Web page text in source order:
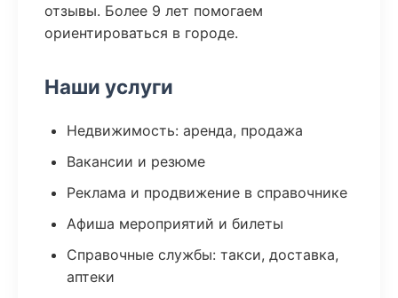
отзывы. Более 9 лет помогаем
ориентироваться в городе.
Наши услуги
Недвижимость: аренда, продажа
Вакансии и резюме
Реклама и продвижение в справочнике
Афиша мероприятий и билеты
Справочные службы: такси, доставка,
аптеки